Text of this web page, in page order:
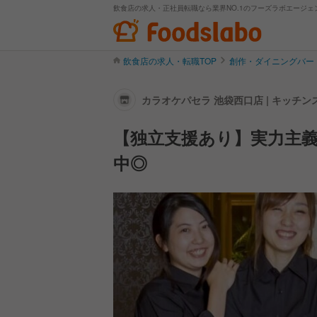
飲食店の求人・正社員転職なら業界NO.1のフーズラボエージェ
飲食店の求人・転職TOP 創作・ダイニングバー
カラオケパセラ 池袋西口店 | キッチン
【独立支援あり】実力
中◎